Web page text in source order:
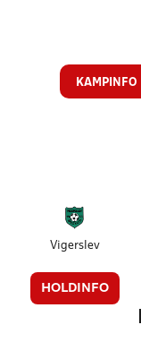
KAMPINFO
Vigerslev
HOLDINFO